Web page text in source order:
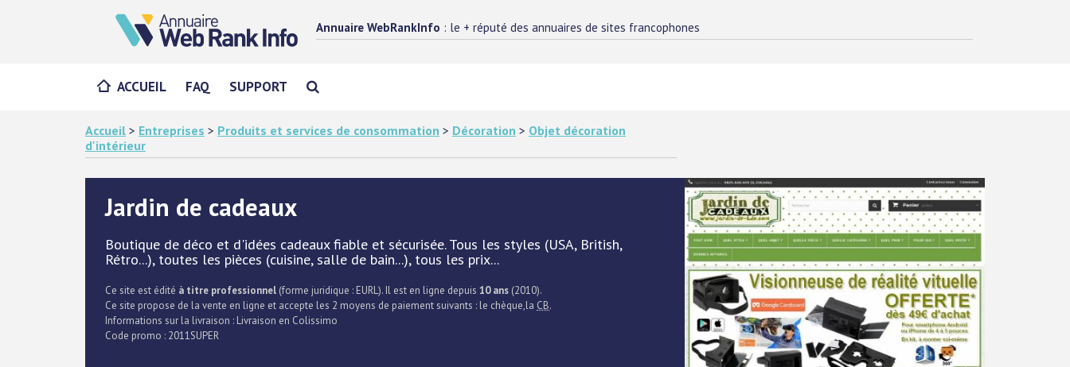
Annuaire WebRankInfo : le + réputé des annuaires de sites francophones
ACCUEIL FAQ SUPPORT
Accueil > Entreprises > Produits et services de consommation > Décoration > Objet décoration
d'intérieur
Jardin de cadeaux
Boutique de déco et d'idées cadeaux fiable et sécurisée. Tous les styles (USA, British,
Rétro...), toutes les pièces (cuisine, salle de bain...), tous les prix...
Ce site est édité à titre professionnel (forme juridique : EURL). Il est en ligne depuis 10 ans (2010).
Ce site propose de la vente en ligne et accepte les 2 moyens de paiement suivants : le chèque,la CB.
Informations sur la livraison : Livraison en Colissimo
Code promo : 2011SUPER